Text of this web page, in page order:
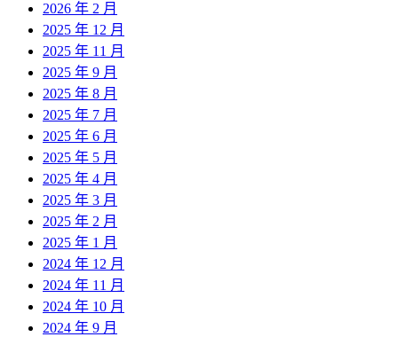
2026 年 2 月
2025 年 12 月
2025 年 11 月
2025 年 9 月
2025 年 8 月
2025 年 7 月
2025 年 6 月
2025 年 5 月
2025 年 4 月
2025 年 3 月
2025 年 2 月
2025 年 1 月
2024 年 12 月
2024 年 11 月
2024 年 10 月
2024 年 9 月